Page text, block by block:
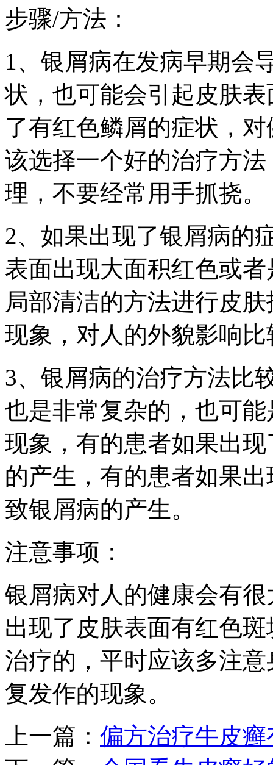
步骤/方法：
1、银屑病在发病早期会
状，也可能会引起皮肤
了有红色鳞屑的症状，
该选择一个好的治疗方
理，不要经常用手抓挠。
2、如果出现了银屑病的
表面出现大面积红色或
局部清洁的方法进行皮
现象，对人的外貌影响比
3、银屑病的治疗方法比
也是非常复杂的，也可
现象，有的患者如果出
的产生，有的患者如果
致银屑病的产生。
注意事项：
银屑病对人的健康会有
出现了皮肤表面有红色
治疗的，平时应该多注
复发作的现象。
上一篇： 偏方治疗牛皮